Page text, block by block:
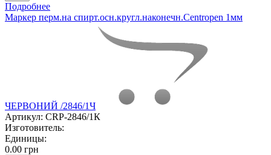
Подробнее
Маркер перм.на спирт.осн.кругл.наконечн.Centropen 1мм
ЧЕРВОНИЙ /2846/1Ч
Артикул: CRP-2846/1К
Изготовитель:
Единицы:
0.00 грн